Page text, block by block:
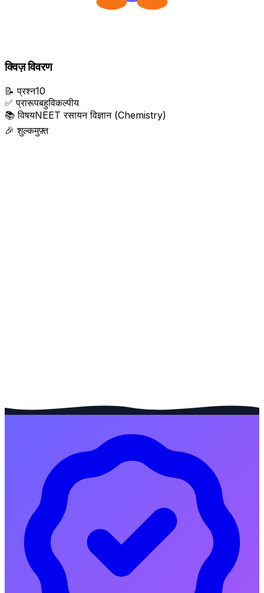
क्विज़ विवरण
📝 प्रश्न10
✅ प्रारूपबहुविकल्पीय
📚 विषयNEET रसायन विज्ञान (Chemistry)
🎉 शुल्कमुफ़्त